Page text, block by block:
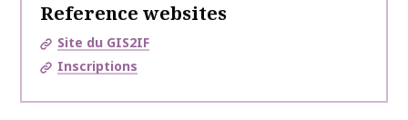
Reference websites
Site du GIS2IF
Inscriptions